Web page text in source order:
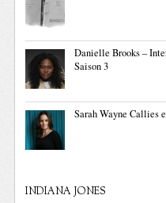
Danielle Brooks –
Saison 3
Sarah Wayne Callies
INDIANA JONES